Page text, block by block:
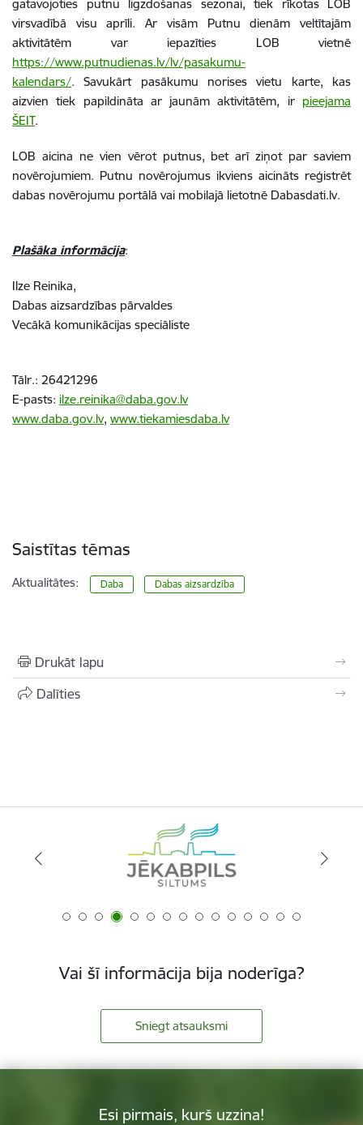
gatavojoties putnu ligzdošanas sezonai, tiek rīkotas LOB
virsvadībā visu aprīli. Ar visām Putnu dienām veltītajām
aktivitātēm var iepazīties LOB vietnē
https://www.putnudienas.lv/lv/pasakumu-
kalendars/. Savukārt pasākumu norises vietu karte, kas
aizvien tiek papildināta ar jaunām aktivitātēm, ir pieejama
ŠEIT.
LOB aicina ne vien vērot putnus, bet arī ziņot par saviem
novērojumiem. Putnu novērojumus ikviens aicināts reģistrēt
dabas novērojumu portālā vai mobilajā lietotnē Dabasdati.lv.
Plašāka informācija:
Ilze Reinika,
Dabas aizsardzības pārvaldes
Vecākā komunikācijas speciāliste
Tālr.: 26421296
E-pasts: ilze.reinika@daba.gov.lv
www.daba.gov.lv, www.tiekamiesdaba.lv
Saistītas tēmas
Aktualitātes: Daba Dabas aizsardzība
Drukāt lapu
Dalīties
Vai šī informācija bija noderīga?
Sniegt atsauksmi
Esi pirmais, kurš uzzina!